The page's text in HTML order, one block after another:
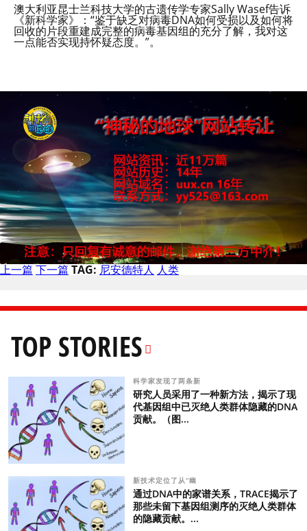
澳大利亚昆士兰科技大学的古遗传学专家Sally Wasef告诉
《新科学家》：“鉴于缺乏对病毒DNA如何受损以及如何将
回收的片段重建成完整的病毒基因组的充分了解，我对这
一点能否实现持怀疑态度。”。
上一篇下一篇TAG:尼安德特人人类
TOP STORIES
科学家发现了两条新
研究人员采用了一种新方法，揭示了现
代基因组中已灭绝人类群体隐藏的DNA
贡献。（图...
新技术定位了从“幽
通过DNA中的家谱关系，TRACE揭示了
那些未留下基因组测序的灭绝人类群体
的隐藏贡献。...